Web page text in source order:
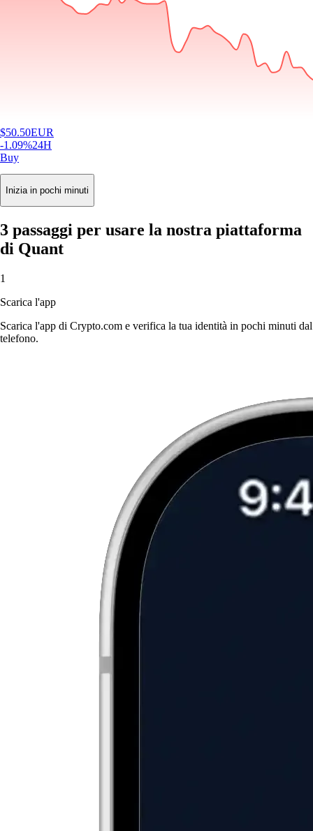
$50.50EUR
-1.09%24H
Buy
Inizia in pochi minuti
3 passaggi per usare la nostra piattaforma
di Quant
1
Scarica l'app
Scarica l'app di Crypto.com e verifica la tua identità in pochi minuti dal
telefono.